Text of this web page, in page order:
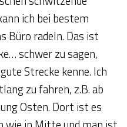
ich bei bestem
Büro radeln. Das ist
schwer zu sagen,
Strecke kenne. Ich
zu fahren, z.B. ab
Osten. Dort ist es